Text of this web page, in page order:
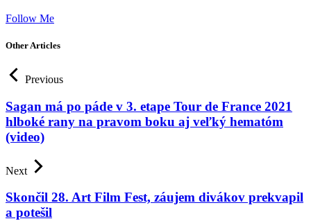
Follow Me
Other Articles
Previous
Sagan má po páde v 3. etape Tour de France 2021
hlboké rany na pravom boku aj veľký hematóm
(video)
Next
Skončil 28. Art Film Fest, záujem divákov prekvapil
a potešil